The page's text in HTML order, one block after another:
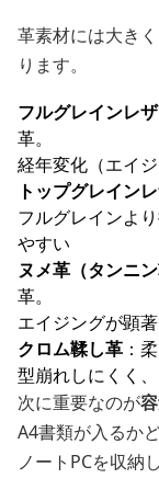
革素材には大き
ります。
フルグレインレ
革。
経年変化（エイ
トップグレイン
フルグレインよ
やすい
ヌメ革（タンニン
革。
エイジングが顕
クロム鞣し革 ：
型崩れしにくく
次に重要なのが
A4書類が入るか
ノートPCを収納